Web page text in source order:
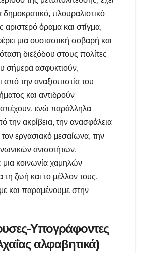
πλουραλιστικό
αριστερό όραμα και στίγμα,
μια ουσιαστική σοβαρή και
διεξόδου στους πολίτες
σήμερα ασφυκτιούν,
από την αναξιοπιστία του
και αντιδρούν
ενώ παράλληλα
την ακρίβεια, την ανασφάλεια
τον εργασιακό μεσαίωνα, την
ανισοτήτων,
μια κοινωνία χαμηλών
τη ζωή και το μέλλον τους.
και παραμένουμε στην
Υπογράφοντες
αλφαβητικά)